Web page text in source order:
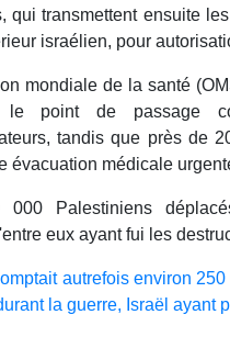
qui transmettent ensuite
israélien, pour
mondiale de la santé
le point de passage
tandis que près de
évacuation médicale
000 Palestiniens
eux ayant fui les
autrefois environ
la guerre, Israël ayant